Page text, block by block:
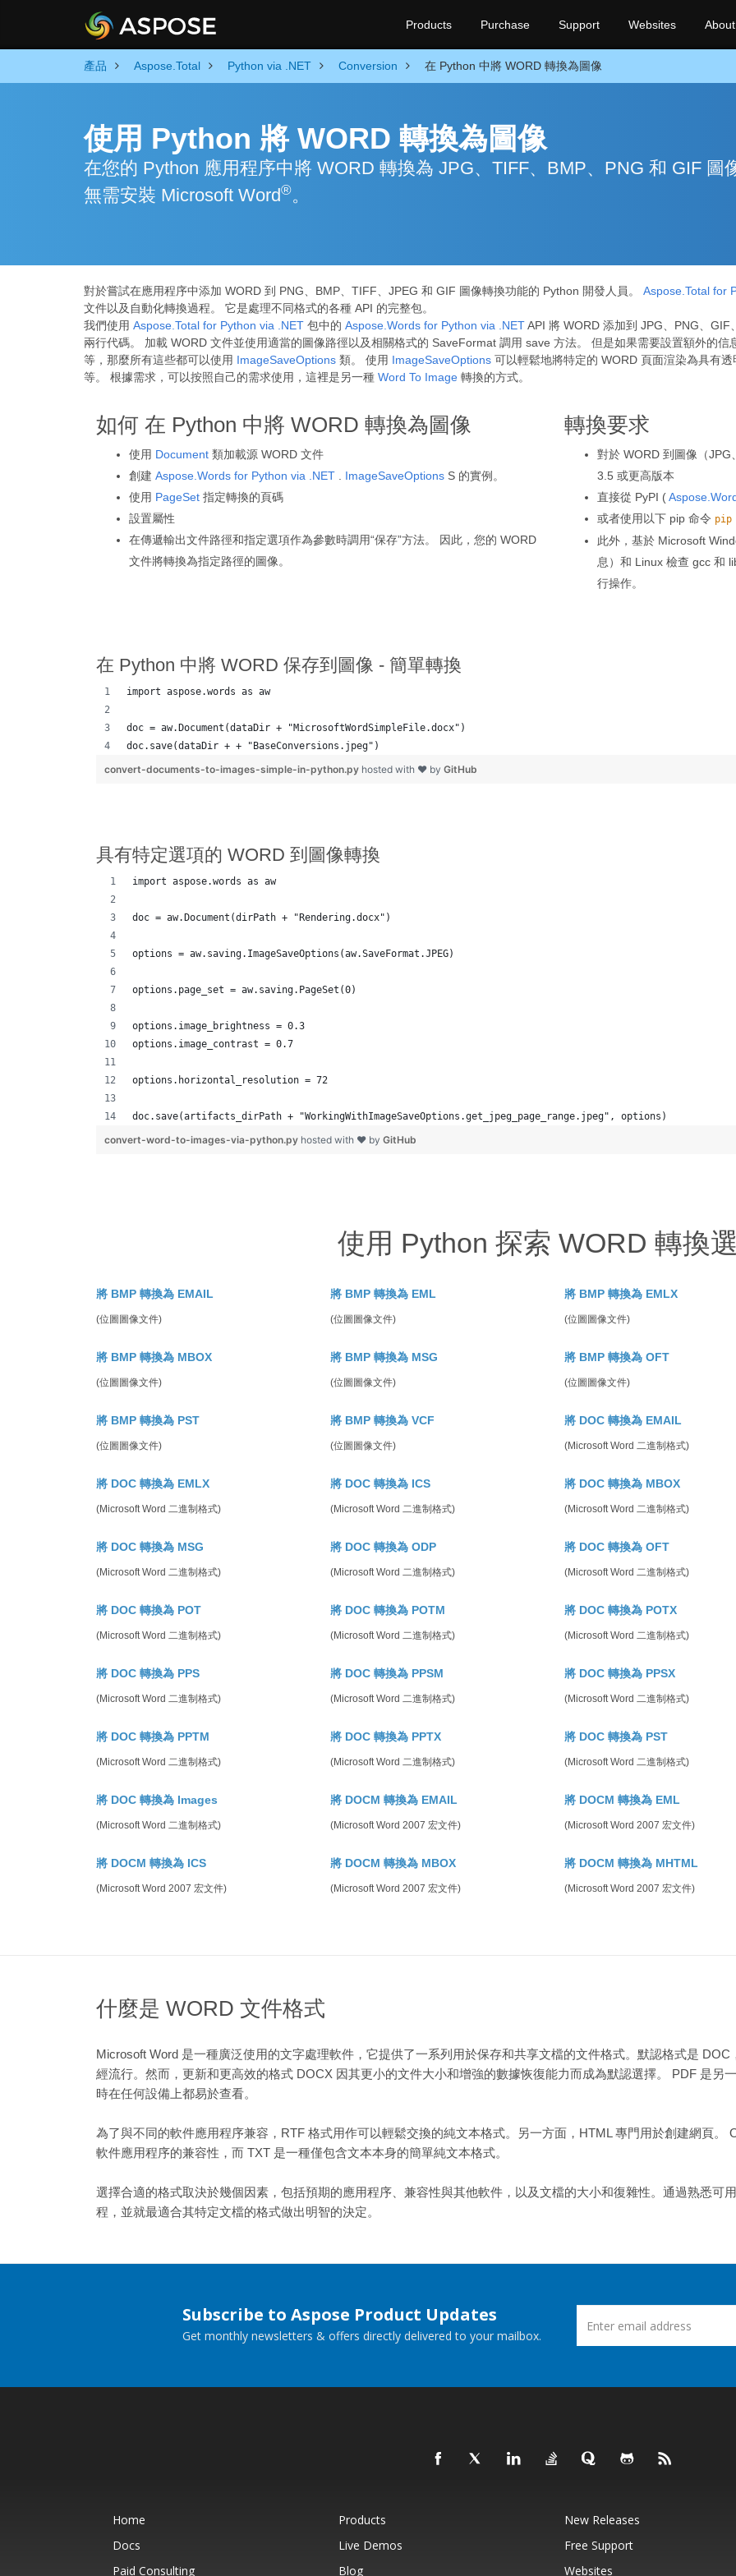
Products Purchase Support Websites About
產品 Aspose.Total Python via .NET Conversion 在 Python 中將 WORD 轉換為圖像
使用 Python 將 WORD 轉換為圖像
在您的 Python 應用程序中將 WORD 轉換為 JPG、TIFF、BMP、PNG 和 GIF 圖
無需安裝 Microsoft Word®。
對於嘗試在應用程序中添加 WORD 到 PNG、BMP、TIFF、JPEG 和 GIF 圖像轉換功能的 Python 開發人員。 Aspose.Total for
文件以及自動化轉換過程。 它是處理不同格式的各種 API 的完整包。
我們使用 Aspose.Total for Python via .NET 包中的 Aspose.Words for Python via .NETAPI 將 WORD 添加到 JPG、PNG、
兩行代碼。 加載 WORD 文件並使用適當的圖像路徑以及相關格式的 SaveFormat 調用 save 方法。 但是如果需要設置額外的
等，那麼所有這些都可以使用 ImageSaveOptions 類。 使用 ImageSaveOptions 可以輕鬆地將特定的 WORD 頁面渲染為具有
等。 根據需求，可以按照自己的需求使用，這裡是另一種 Word To Image 轉換的方式。
如何 在 Python 中將 WORD 轉換為圖像
使用 Document 類加載源 WORD 文件
創建 Aspose.Words for Python via .NET ImageSaveOptions S 的實例。
使用 PageSet 指定轉換的頁碼
設置屬性
在傳遞輸出文件路徑和指定選項作為參數時調用“保存”方法。 因此，您的 WORD
文件將轉換為指定路徑的圖像。
轉換要求
對於 WORD 到圖像（
3.5 或更高版本
直接從 PyPI (
或者使用以下 pip 命令 pip
此外，基於 Microsoft
息）和 Linux 檢查 gcc 和
行操作。
在 Python 中將 WORD 保存到圖像 - 簡單轉換
import aspose.words as aw
doc = aw.Document(dataDir + "MicrosoftWordSimpleFile.docx")
doc.save(dataDir + + "BaseConversions.jpeg")
convert-documents-to-images-simple-in-python.py hosted with ❤ by GitHub
具有特定選項的 WORD 到圖像轉換
import aspose.words as aw
doc = aw.Document(dirPath + "Rendering.docx")
options = aw.saving.ImageSaveOptions(aw.SaveFormat.JPEG)
options.page_set = aw.saving.PageSet(0)
options.image_brightness = 0.3
options.image_contrast = 0.7
options.horizontal_resolution = 72
doc.save(artifacts_dirPath + "WorkingWithImageSaveOptions.get_jpeg_page_range.jpeg", options)
convert-word-to-images-via-python.py hosted with ❤ by GitHub
使用 Python 探索 WORD 轉換
將 BMP 轉換為 EMAIL
(位圖圖像文件)
將 BMP 轉換為 EML
(位圖圖像文件)
將 BMP 轉換為 EMLX
(位圖圖像文件)
將 BMP 轉換為 MBOX
(位圖圖像文件)
將 BMP 轉換為 MSG
(位圖圖像文件)
將 BMP 轉換為 OFT
(位圖圖像文件)
將 BMP 轉換為 PST
(位圖圖像文件)
將 BMP 轉換為 VCF
(位圖圖像文件)
將 DOC 轉換為 EMAIL
(Microsoft Word 二進制格式)
將 DOC 轉換為 EMLX
(Microsoft Word 二進制格式)
將 DOC 轉換為 ICS
(Microsoft Word 二進制格式)
將 DOC 轉換為 MBOX
(Microsoft Word 二進制格式)
將 DOC 轉換為 MSG
(Microsoft Word 二進制格式)
將 DOC 轉換為 ODP
(Microsoft Word 二進制格式)
將 DOC 轉換為 OFT
(Microsoft Word 二進制格式)
將 DOC 轉換為 POT
(Microsoft Word 二進制格式)
將 DOC 轉換為 POTM
(Microsoft Word 二進制格式)
將 DOC 轉換為 POTX
(Microsoft Word 二進制格式)
將 DOC 轉換為 PPS
(Microsoft Word 二進制格式)
將 DOC 轉換為 PPSM
(Microsoft Word 二進制格式)
將 DOC 轉換為 PPSX
(Microsoft Word 二進制格式)
將 DOC 轉換為 PPTM
(Microsoft Word 二進制格式)
將 DOC 轉換為 PPTX
(Microsoft Word 二進制格式)
將 DOC 轉換為 PST
(Microsoft Word 二進制格式)
將 DOC 轉換為 Images
(Microsoft Word 二進制格式)
將 DOCM 轉換為 EMAIL
(Microsoft Word 2007 宏文件)
將 DOCM 轉換為 EML
(Microsoft Word 2007 宏文件)
將 DOCM 轉換為 ICS
(Microsoft Word 2007 宏文件)
將 DOCM 轉換為 MBOX
(Microsoft Word 2007 宏文件)
將 DOCM 轉換為 MHTML
(Microsoft Word 2007 宏文件)
什麼是 WORD 文件格式
Microsoft Word 是一種廣泛使用的文字處理軟件，它提供了一系列用於保存和共享文檔的文件格式。默認格式是
經流行。然而，更新和更高效的格式 DOCX 因其更小的文件大小和增強的數據恢復能力而成為默認選擇。 PDF 是另
時在任何設備上都易於查看。
為了與不同的軟件應用程序兼容，RTF 格式用作可以輕鬆交換的純文本格式。另一方面，HTML 專門用於創建網頁。
軟件應用程序的兼容性，而 TXT 是一種僅包含文本本身的簡單純文本格式。
選擇合適的格式取決於幾個因素，包括預期的應用程序、兼容性與其他軟件，以及文檔的大小和復雜性。通過熟悉可
程，並就最適合其特定文檔的格式做出明智的決定。
Subscribe to Aspose Product Updates
Get monthly newsletters & offers directly delivered to your mailbox.
Home Products New Releases
Docs
Live Demos Free Support
Paid Consulting
Blog Websites